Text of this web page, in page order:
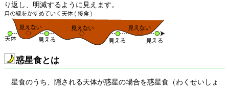
り返し、明滅するように見えます。
惑星食とは
星食のうち、隠される天体が惑星の場合を惑星食（わくせいしょ